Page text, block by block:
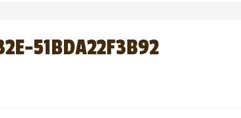
51BDA22F3B92